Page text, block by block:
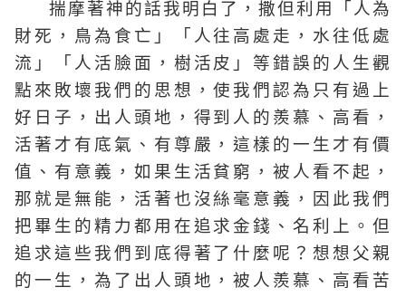
揣摩著神的話我明白了，撒但利用「人為
財死，鳥為食亡」「人往高處走，水往低處
流」「人活臉面，樹活皮」等錯誤的人生觀
點來敗壞我們的思想，使我們認為只有過上
好日子，出人頭地，得到人的羨慕、高看，
活著才有底氣、有尊嚴，這樣的一生才有價
值、有意義，如果生活貧窮，被人看不起，
那就是無能，活著也沒絲毫意義，因此我們
把畢生的精力都用在追求金錢、名利上。但
追求這些我們到底得著了什麼呢？想想父親
的一生，為了出人頭地，被人羨慕、高看苦